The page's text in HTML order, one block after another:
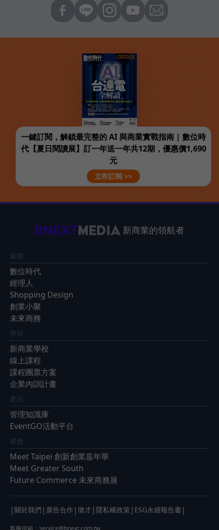
一鍵訂閱，解鎖最完整的 AI 與商業實戰指南 | 數位時
代【夏日閱讀展】訂一年送一年共12期，優惠價1,690
元
立即訂閱 >>
新商業的領航者
媒體
數位時代
經理人
Shopping Design
創業小聚
未來商務
學習
新商業學校
線上課程
課程團票方案
企業內訓計畫
產品
管理知識庫
EventGO活動平台
展會
Meet Taipei 創新創業嘉年華
Meet Greater South
Future Commerce 未來商務展
| 關於我們 | 廣告合作 | 徵才 | 隱私權政策 | ESG永續報告書 |